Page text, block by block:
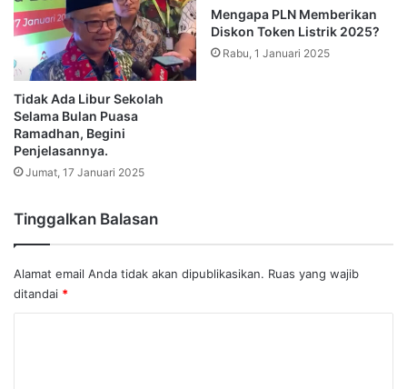
Tidak Ada Libur Sekolah
Selama Bulan Puasa
Ramadhan, Begini
Penjelasannya.
Jumat, 17 Januari 2025
Mengapa PLN Memberikan
Diskon Token Listrik 2025?
Rabu, 1 Januari 2025
Tinggalkan Balasan
Alamat email Anda tidak akan dipublikasikan. Ruas yang wajib
ditandai *